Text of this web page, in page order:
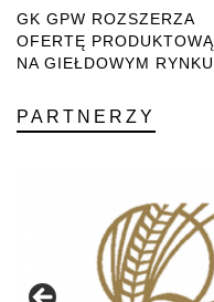
GK GPW ROZSZERZA
OFERTĘ PRODUKTOWĄ
NA GIEŁDOWYM
PARTNERZY